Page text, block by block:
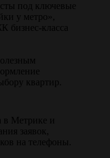
под ключевые
у метро»,
бизнес-класса
квартир.
в Метрике и
заявок,
на телефоны.